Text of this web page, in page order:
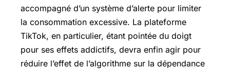
accompagné d’un système d’alerte pour limiter
la consommation excessive. La plateforme
TikTok, en particulier, étant pointée du doigt
pour ses effets addictifs, devra enfin agir pour
réduire l’effet de l’algorithme sur la dépendance